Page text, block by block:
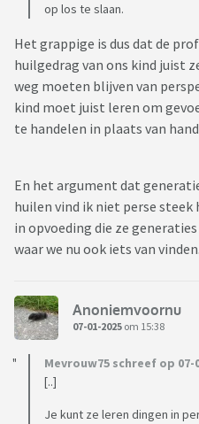
op los te slaan.
Het grappige is dus dat de
huilgedrag van ons kind juist
weg moeten blijven van
kind moet juist leren om
te handelen in plaats van
En het argument dat
huilen vind ik niet perse
in opvoeding die ze
waar we nu ook iets van vinden.
Anoniemvoornu
07-01-2025 om 15:38
Mevrouw75 schreef op 07-
[..]
Je kunt ze leren dingen in